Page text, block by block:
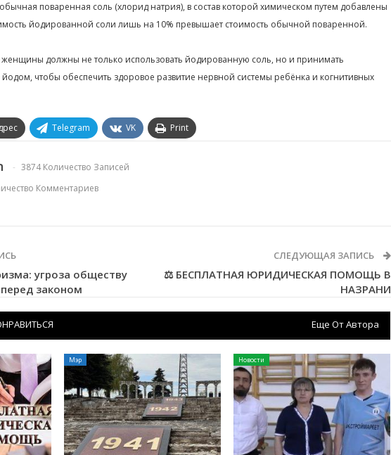
поваренная соль (хлорид натрия), в состав которой химическом путем добавлены
йодированной соли лишь на 10% превышает стоимость обычной поваренной.
должны не только использовать йодированную соль, но и принимать
чтобы обеспечить здоровое развитие нервной системы ребёнка и когнитивных
Telegram VK Print
3874 Количество Записей
Комментариев
угроза обществу
законом
СЛЕДУЮЩАЯ ЗАПИСЬ
⚖️ БЕСПЛАТНАЯ ЮРИДИЧЕСКАЯ ПОМОЩЬ В
НАЗРАНИ
Еще От Автора
Мэр Новости